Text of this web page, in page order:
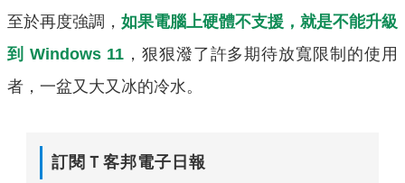
至於再度強調， 如果電腦上硬體不支援，就是不能升級
到 Windows 11，狠狠潑了許多期待放寬限制的使用
者，一盆又大又冰的冷水。
訂閱Ｔ客邦電子日報